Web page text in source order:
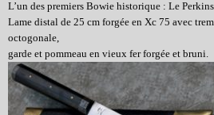
L’un des premiers Bowie historique : Le
Lame distal de 25 cm forgée en Xc 75 avec
octogonale,
garde et pommeau en vieux fer forgée et bruni.